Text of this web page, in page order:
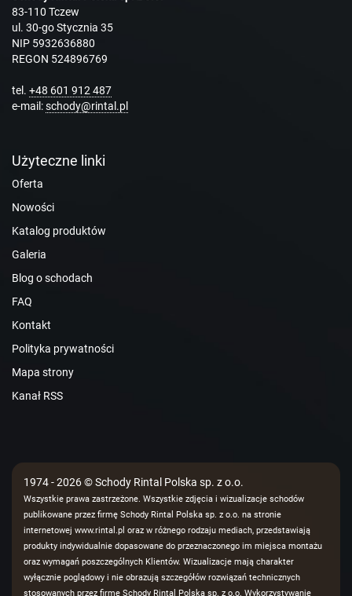
83-110 Tczew
ul. 30-go Stycznia 35
NIP 5932636880
REGON 524896769
tel. +48 601 912 487
e-mail:schody@rintal.pl
Użyteczne linki
Oferta
Nowości
Katalog produktów
Galeria
Blog o schodach
FAQ
Kontakt
Polityka prywatności
Mapa strony
Kanał RSS
1974 - 2026 © Schody Rintal Polska sp. z o.o.
Wszystkie prawa zastrzeżone. Wszystkie zdjęcia i wizualizacje schodów
publikowane przez firmę Schody Rintal Polska sp. z o.o. na stronie
internetowej www.rintal.pl oraz w różnego rodzaju mediach, przedstawiają
produkty indywidualnie dopasowane do przeznaczonego im miejsca montażu
oraz wymagań poszczególnych Klientów. Wizualizacje mają charakter
wyłącznie poglądowy i nie obrazują szczegółów rozwiązań technicznych
stosowanych przez firmę Schody Rintal Polska sp. z o.o. Wykorzystywanie